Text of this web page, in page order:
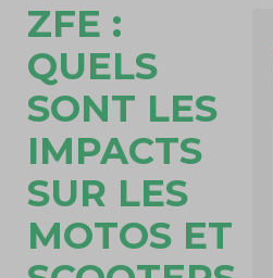
ZFE :
QUELS
SONT LES
IMPACTS
SUR LES
MOTOS ET